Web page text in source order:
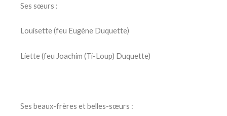
Ses sœurs :
Louisette (feu Eugène Duquette)
Liette (feu Joachim (Ti-Loup) Duquette)
Ses beaux-frères et belles-sœurs :